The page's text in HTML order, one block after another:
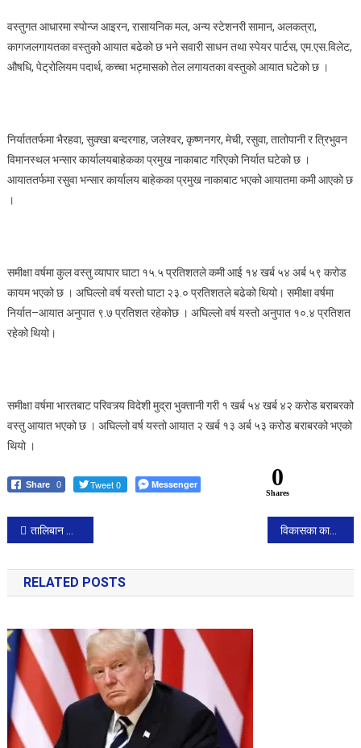
वस्तुगत आधारमा स्पोन्ज आइरन, रासायनिक मल, अन्य स्टेशनरी सामान, अलकत्रा,
कागजलगायतका वस्तुको आयात बढेको छ भने सवारी साधन तथा स्पेयर पार्टस, एम.एस.विलेट,
औषधि, पेट्रोलियम पदार्थ, कच्चा भट्मासको तेल लगायतका वस्तुको आयात घटेको छ ।
निर्याततर्फमा भैरहवा, सुक्खा बन्दरगाह, जलेश्वर, कृष्णनगर, मेची, रसुवा, तातोपानी र त्रिभुवन
विमानस्थल भन्सार कार्यालयबाहेकका प्रमुख नाकाबाट गरिएको निर्यात घटेको छ ।
आयाततर्फमा रसुवा भन्सार कार्यालय बाहेकका प्रमुख नाकाबाट भएको आयातमा कमी आएको छ
।
समीक्षा वर्षमा कुल वस्तु व्यापार घाटा १५.५ प्रतिशतले कमी आई १४ खर्ब ५४ अर्ब ५९ करोड
कायम भएको छ । अघिल्लो वर्ष यस्तो घाटा २३.० प्रतिशतले बढेको थियो। समीक्षा वर्षमा
निर्यात–आयात अनुपात ९.७ प्रतिशत रहेकोछ । अघिल्लो वर्ष यस्तो अनुपात १०.४ प्रतिशत
रहेको थियो।
समीक्षा वर्षमा भारतबाट परिवत्र्य विदेशी मुद्रा भुक्तानी गरी १ खर्ब ५४ खर्ब ४२ करोड बराबरको
वस्तु आयात भएको छ । अघिल्लो वर्ष यस्तो आयात २ खर्ब १३ अर्ब ५३ करोड बराबरको भएको
थियो ।
Share 0 Tweet 0 Messenger 0
Shares
Post
navigation
तालिबान शासनमा प्रेस स्वतन्त्रता दमन, पछिल्लो १० दिनमा नौ पत्रकार पक्राउ विकासका कार्यमा राजनीति नगरौंः प्रधानमन्त्री
RELATED POSTS